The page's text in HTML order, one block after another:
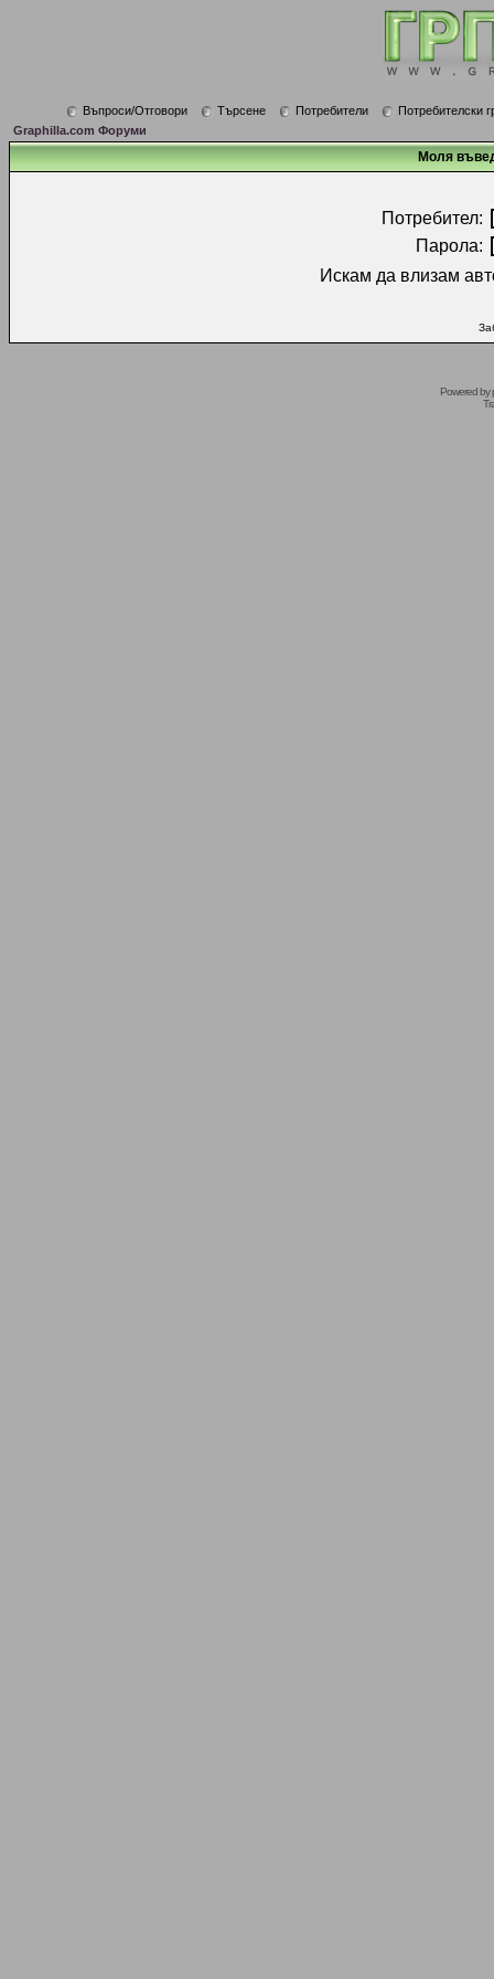
Въпроси/Отговори Търсене Потребители
Потребителски
Graphilla.com Форуми
Моля
Потребител:
Парола:
Искам да влизам
Powered by